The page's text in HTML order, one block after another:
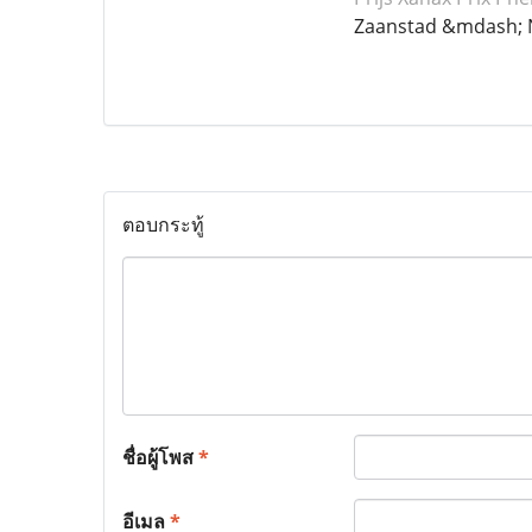
Zaanstad &mdash;
ตอบกระทู้
ชื่อผู้โพส*
อีเมล*